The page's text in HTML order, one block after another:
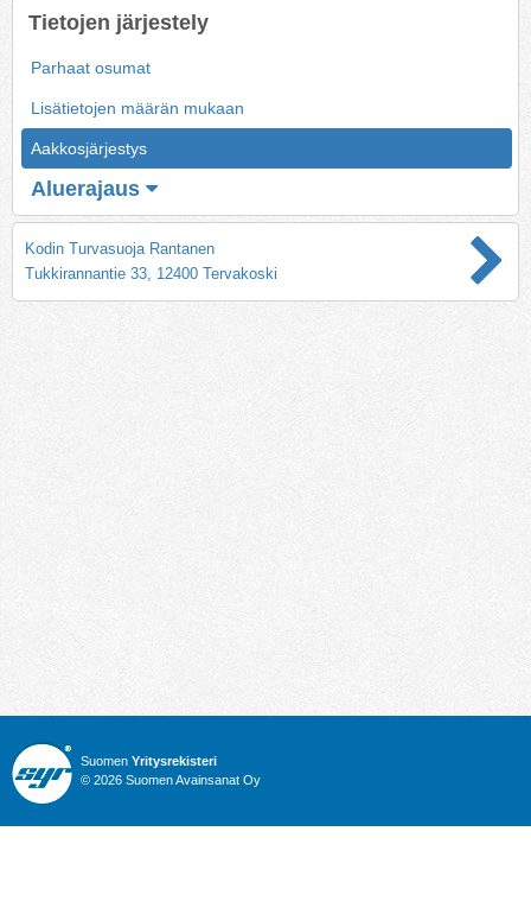
Tietojen järjestely
Parhaat osumat
Lisätietojen määrän mukaan
Aakkosjärjestys
Aluerajaus
Kodin Turvasuoja Rantanen
Tukkirannantie 33, 12400 Tervakoski
Suomen Yritysrekisteri
© 2026 Suomen Avainsanat Oy